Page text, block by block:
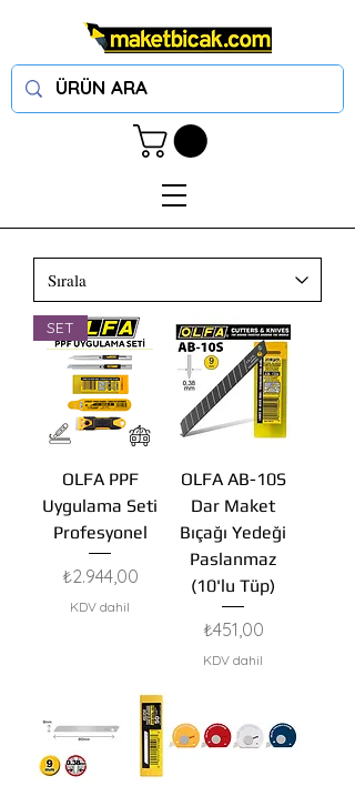
SET
OLFA PPF
Uygulama Seti
Profesyonel
Fiyat
₺2.944,00
KDV dahil
OLFA AB-10S
Dar Maket
Bıçağı Yedeği
Paslanmaz
(10'lu Tüp)
Fiyat
₺451,00
KDV dahil